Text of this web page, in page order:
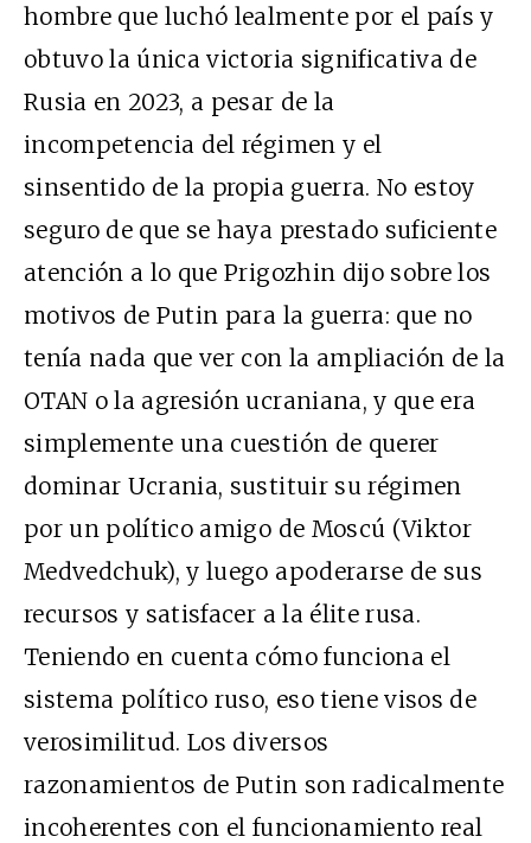
hombre que luchó lealmente por el país y
obtuvo la única victoria significativa de
Rusia en 2023, a pesar de la
incompetencia del régimen y el
sinsentido de la propia guerra. No estoy
seguro de que se haya prestado suficiente
atención a lo que Prigozhin dijo sobre los
motivos de Putin para la guerra: que no
tenía nada que ver con la ampliación de la
OTAN o la agresión ucraniana, y que era
simplemente una cuestión de querer
dominar Ucrania, sustituir su régimen
por un político amigo de Moscú (Viktor
Medvedchuk), y luego apoderarse de sus
recursos y satisfacer a la élite rusa.
Teniendo en cuenta cómo funciona el
sistema político ruso, eso tiene visos de
verosimilitud. Los diversos
razonamientos de Putin son radicalmente
incoherentes con el funcionamiento real